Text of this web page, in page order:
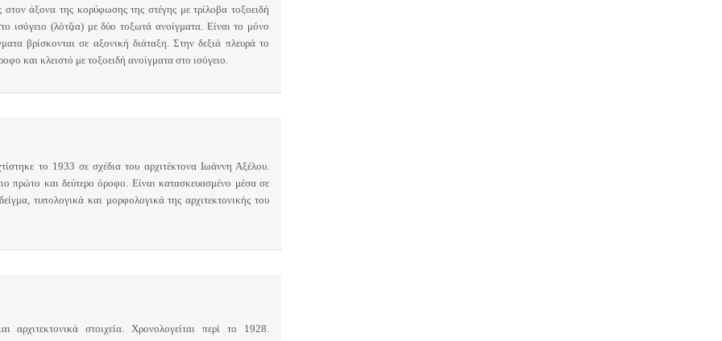
άξονα της κορύφωσης της στέγης με τρίλοβα τοξοειδή
ισόγειο (λότζια) με δύο τοξωτά ανοίγματα. Είναι το μόνο
βρίσκονται σε αξονική διάταξη. Στην δεξιά πλευρά το
και κλειστό με τοξοειδή ανοίγματα στο ισόγειο.
το 1933 σε σχέδια του αρχιτέκτονα Ιωάννη Αξέλου.
πρώτο και δεύτερο όροφο. Είναι κατασκευασμένο μέσα σε
τυπολογικά και μορφολογικά της αρχιτεκτονικής του
αρχιτεκτονικά στοιχεία. Χρονολογείται περί το 1928.